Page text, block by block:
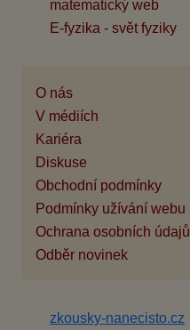
matematický web
E-fyzika - svět fyziky
O nás
V médiích
Kariéra
Diskuse
Obchodní podmínky
Podmínky užívání webu
Ochrana osobních údajů
Odběr novinek
zkousky-nanecisto.cz